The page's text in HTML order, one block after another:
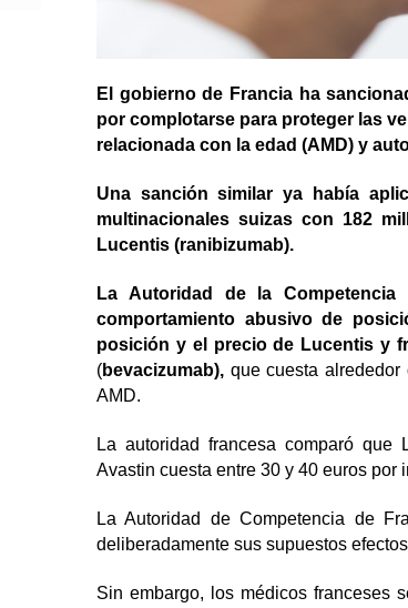
El gobierno de Francia ha
por complotarse para proteger las
relacionada con la edad (AMD) y
Una sanción similar ya había
multinacionales suizas con 182
Lucentis (ranibizumab).
La Autoridad de la
comportamiento abusivo de
posición y el precio de Lucentis y
(bevacizumab), que cuesta
AMD.
La autoridad francesa comparó que
Avastin cuesta entre 30 y 40 euros por
La Autoridad de Competencia de
deliberadamente sus supuestos
Sin embargo, los médicos franceses